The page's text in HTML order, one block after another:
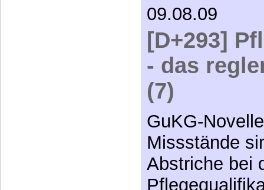
09.08.09
[D+293]
- das
(7)
GuKG-
Missstände
Abstriche bei